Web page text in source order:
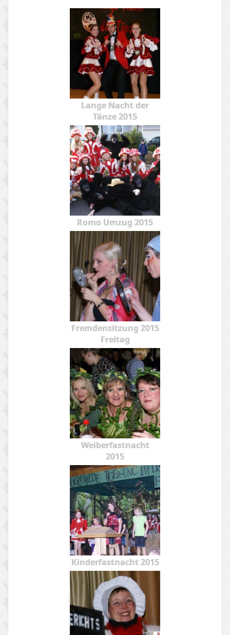
Lange Nacht der
Tänze 2015
Romo Umzug 2015
Fremdensitzung 2015
Freitag
Weiberfastnacht
2015
Kinderfastnacht 2015